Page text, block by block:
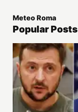
Meteo Roma
Popular Posts